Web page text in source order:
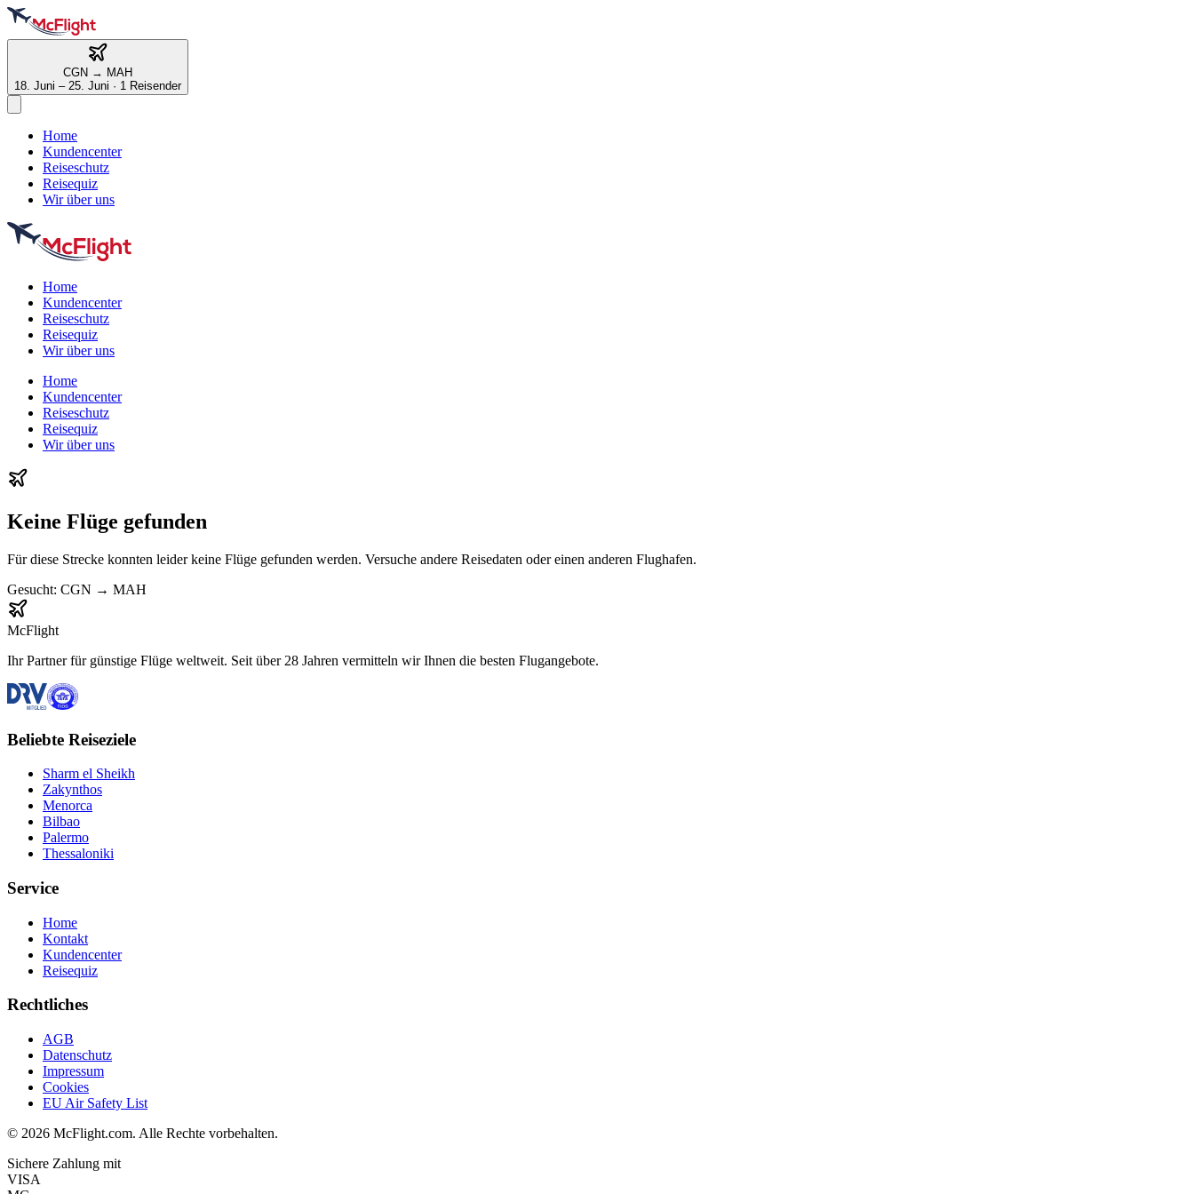
CGN → MAH
18. Juni – 25. Juni · 1 Reisender
Home
Kundencenter
Reiseschutz
Reisequiz
Wir über uns
Home
Kundencenter
Reiseschutz
Reisequiz
Wir über uns
Home
Kundencenter
Reiseschutz
Reisequiz
Wir über uns
Keine Flüge gefunden
Für diese Strecke konnten leider keine Flüge gefunden werden. Versuche andere Reisedaten oder einen anderen Flughafen.
Gesucht: CGN → MAH
McFlight
Ihr Partner für günstige Flüge weltweit. Seit über 28 Jahren vermitteln wir Ihnen die besten Flugangebote.
Beliebte Reiseziele
Sharm el Sheikh
Zakynthos
Menorca
Bilbao
Palermo
Thessaloniki
Service
Home
Kontakt
Kundencenter
Reisequiz
Rechtliches
AGB
Datenschutz
Impressum
Cookies
EU Air Safety List
© 2026 McFlight.com. Alle Rechte vorbehalten.
Sichere Zahlung mit
VISA